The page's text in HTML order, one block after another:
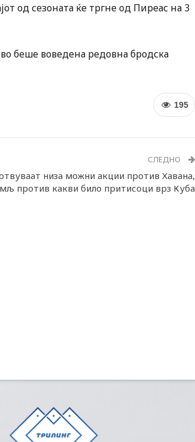
од сезоната ќе тргне од Пиреас на 3
беше воведена редовна бродска
195
СЛЕДНО
низа можни акции против Хавана,
против какви било притисоци врз Куба